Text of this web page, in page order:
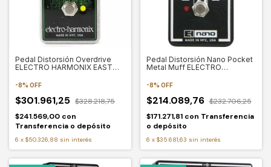
Pedal Distorsión Overdrive
ELECTRO HARMONIX EAST
-8% OFF
$301.961,25 $328.218,75
$241.569,00 con
Transferencia o depósito
6 x $50.326,88 sin interés
Pedal Distorsión Nano Pocket
Metal Muff ELECTRO
METAL MUFF
-8% OFF
$214.089,76 $232.706,25
$171.271,81 con Transferencia
o depósito
6 x $35.681,63 sin interés